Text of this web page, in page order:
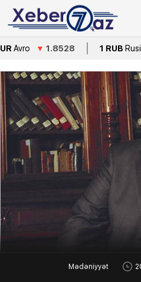
▼ 1.8528 1 RUB Rusiya rublu
Mədəniyyət